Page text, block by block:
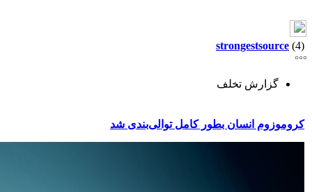
strongestsource (4)
گزارش تخلف
کروموزوم انسان بطور کامل توالی‌بندی شد